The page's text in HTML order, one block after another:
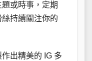
或時事，定期
持續關注你的
出精美的 IG 多